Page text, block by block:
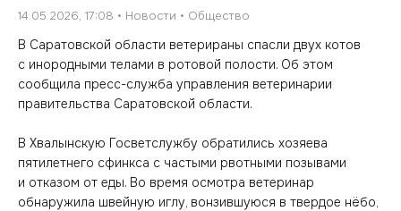
14.05.2026, 17:08 Новости Общество
В Саратовской области ветерираны спасли двух котов
с инородными телами в ротовой полости. Об этом
сообщила пресс-служба управления ветеринарии
правительства Саратовской области.
В Хвалынскую Госветслужбу обратились хозяева
пятилетнего сфинкса с частыми рвотными позывами
и отказом от еды. Во время осмотра ветеринар
обнаружила швейную иглу, вонзившуюся в твердое нёбо,